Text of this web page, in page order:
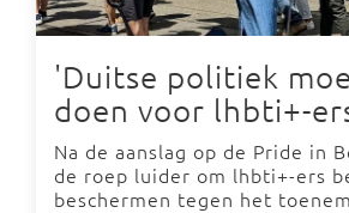
'Duitse politiek
doen voor lhbti+-
Na de aanslag op de Pride in
de roep luider om lhbti+-ers
beschermen tegen het